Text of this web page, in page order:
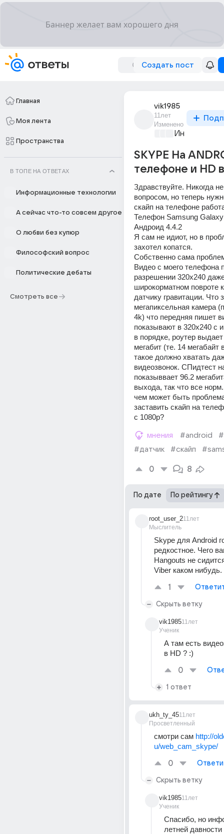
Создать пост
Главная
Моя лента
Пространства
В ТОПЕ НА ОТВЕТАХ
Информационные технологии
А сейчас что-то совсем другое
О любви без купюр
Философский вопрос
Политические дебаты
Смотреть все
vik1985
11лет
Изменено
SKYPE На
телефоне и HD
Здравствуйте. Никогда
вопросом, но теперь
скайп на телефоне
Телефон Samsung
Андроид 4.4.2
Я сам не идиот, но в
захотел копатся.
Собственно сама
Видео с моего телефона
разрешении 320х240
широкорматном повроте
датчику гравитации. Что
мегапиксельная камера
4k) что передняя пишет
показывают в 320х240 с
в порядке, роутер выдает
мегабит (те. 14 мегабайт
такое должно хватать
видеозвонок. СПидтест
показыввает 96.2
выхода, так что все
чем может быть
заставить скайп на
с 1080p?
мнения #android
#датчик
#скайп
0 8
По дате По рейтингу
root_user_2
Мыслитель
11лет
Skype для Android
редкостное. Чего
Hangouts не
Viber каком нибудь.
1
Скрыть ветку
vik1985
Ученик
11лет
А там есть
в HD ? :)
0
1 ответ
ukh_ty_45
Просветленный
11лет
смотри сам http://
u/web_cam_skype/
0
Скрыть ветку
vik1985
Ученик
11лет
Спасибо, но
летней